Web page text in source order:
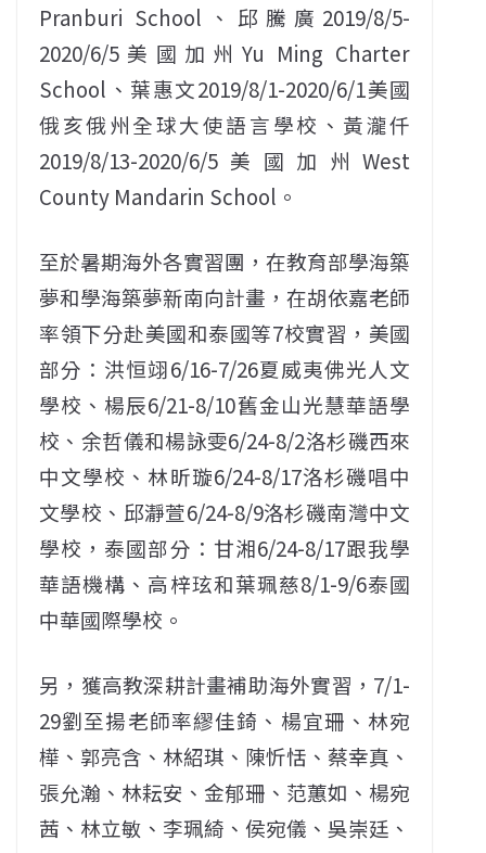
Pranburi School、邱騰廣2019/8/5-
2020/6/5美國加州Yu Ming Charter
School、葉惠文2019/8/1-2020/6/1美國
俄亥俄州全球大使語言學校、黃瀧仟
2019/8/13-2020/6/5美國加州West
County Mandarin School。
至於暑期海外各實習團，在教育部學海築
夢和學海築夢新南向計畫，在胡依嘉老師
率領下分赴美國和泰國等7校實習，美國
部分：洪恒翊6/16-7/26夏威夷佛光人文
學校、楊辰6/21-8/10舊金山光慧華語學
校、余哲儀和楊詠雯6/24-8/2洛杉磯西來
中文學校、林昕璇6/24-8/17洛杉磯唱中
文學校、邱瀞萱6/24-8/9洛杉磯南灣中文
學校，泰國部分：甘湘6/24-8/17跟我學
華語機構、高梓玹和葉珮慈8/1-9/6泰國
中華國際學校。
另，獲高教深耕計畫補助海外實習，7/1-
29劉至揚老師率繆佳錡、楊宜珊、林宛
樺、郭亮含、林紹琪、陳忻恬、蔡幸真、
張允瀚、林耘安、金郁珊、范蕙如、楊宛
茜、林立敏、李珮綺、侯宛儀、吳崇廷、